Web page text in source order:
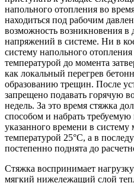
напольного отопления во
находиться под рабочим
возможность возникновения
напряжений в системе. Ни в
систему напольного
температурой до момента
как локальный перегрев
образованию трещин. После
запрещено подавать горячую
недель. За это время стяжка
способом и набрать
указанного времени в
температурой 25°С, а в
постепенно поднята до
Стяжка воспринимает
мягкий нижележащий слой